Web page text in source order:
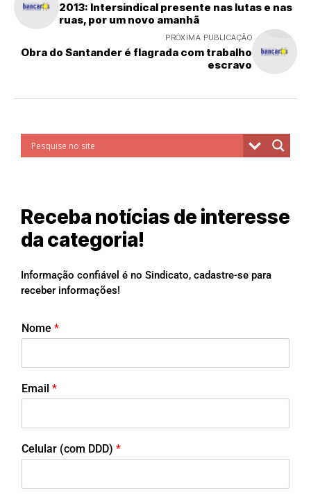
2013: Intersindical presente nas lutas e nas
ruas, por um novo amanhã
PRÓXIMA PUBLICAÇÃO
Obra do Santander é flagrada com trabalho
escravo
Receba notícias de interesse
da categoria!
Informação confiável é no Sindicato, cadastre-se para
receber informações!
Nome *
Email *
Celular (com DDD) *